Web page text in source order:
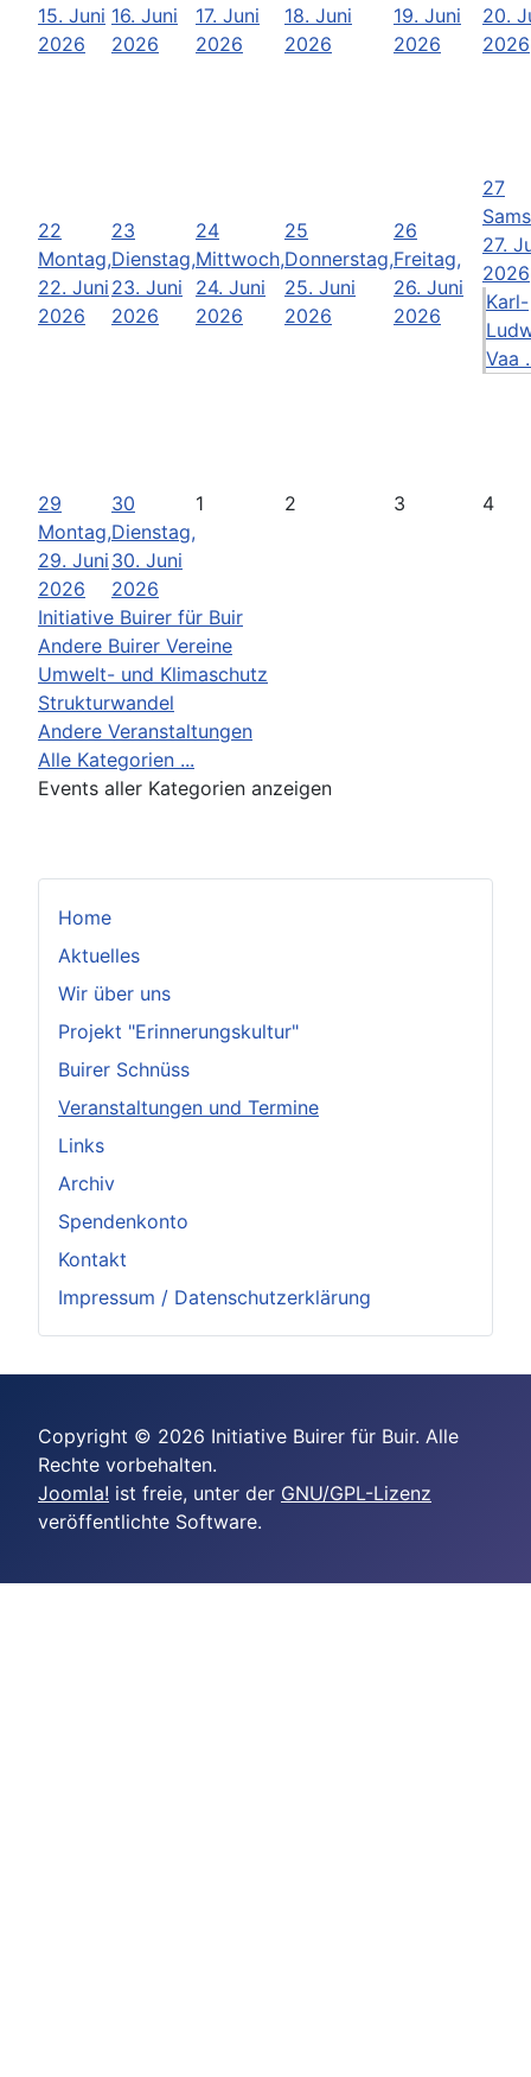
Home
Aktuelles
Wir über uns
Projekt "Erinnerungskultur"
Buirer Schnüss
Veranstaltungen und Termine
Links
Archiv
Spendenkonto
Kontakt
Impressum / Datenschutzerklärung
15. Juni
2026
16. Juni
2026
17. Juni
2026
18. Juni
2026
19. Juni
2026
20.
2026
22
Montag,
22. Juni
2026
23
Dienstag,
23. Juni
2026
24
Mittwoch,
24. Juni
2026
25
Donnerstag,
25. Juni
2026
26
Freitag,
26. Juni
2026
27
27.
2026
Karl-
Vaa
29
Montag,
29. Juni
2026
30
Dienstag,
30. Juni
2026
1 2 3 4
Initiative Buirer für Buir
Andere Buirer Vereine
Umwelt- und Klimaschutz
Strukturwandel
Andere Veranstaltungen
Alle Kategorien ...
Events aller Kategorien anzeigen
Copyright © 2026 Initiative Buirer für Buir. Alle
Rechte vorbehalten.
Joomla! ist freie, unter der GNU/GPL-Lizenz
veröffentlichte Software.